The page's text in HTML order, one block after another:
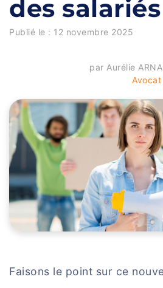
des salariés
Publié le : 12 novembre 2025
par Aurélie
Faisons le point sur ce